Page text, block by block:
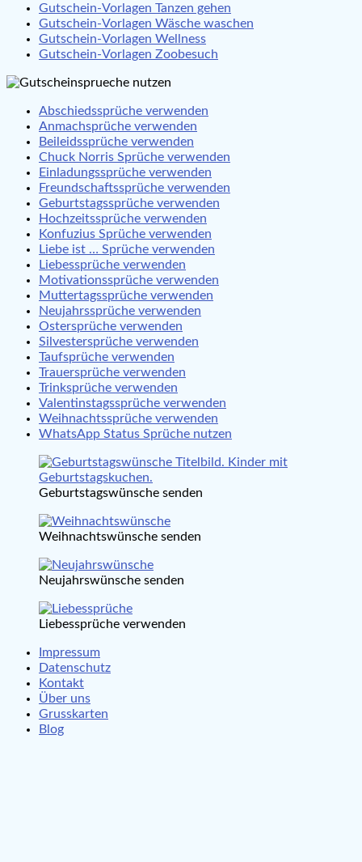
Gutschein-Vorlagen Tanzen gehen
Gutschein-Vorlagen Wäsche waschen
Gutschein-Vorlagen Wellness
Gutschein-Vorlagen Zoobesuch
Abschiedssprüche verwenden
Anmachsprüche verwenden
Beileidssprüche verwenden
Chuck Norris Sprüche verwenden
Einladungssprüche verwenden
Freundschaftssprüche verwenden
Geburtstagssprüche verwenden
Hochzeitssprüche verwenden
Konfuzius Sprüche verwenden
Liebe ist … Sprüche verwenden
Liebessprüche verwenden
Motivationssprüche verwenden
Muttertagssprüche verwenden
Neujahrssprüche verwenden
Ostersprüche verwenden
Silvestersprüche verwenden
Taufsprüche verwenden
Trauersprüche verwenden
Trinksprüche verwenden
Valentinstagssprüche verwenden
Weihnachtssprüche verwenden
WhatsApp Status Sprüche nutzen
Geburtstagswünsche senden
Weihnachtswünsche senden
Neujahrswünsche senden
Liebessprüche verwenden
Impressum
Datenschutz
Kontakt
Über uns
Grusskarten
Blog